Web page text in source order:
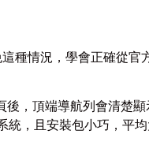
種情況，學會正確從官
，頂端導航列會清楚顯
，且安裝包小巧，平